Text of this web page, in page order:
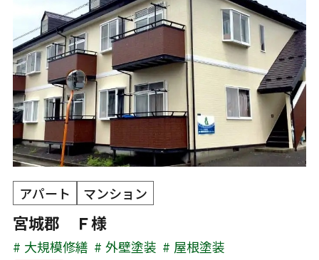
アパート マンション
宮城郡 Ｆ様
大規模修繕 外壁塗装
屋根塗装